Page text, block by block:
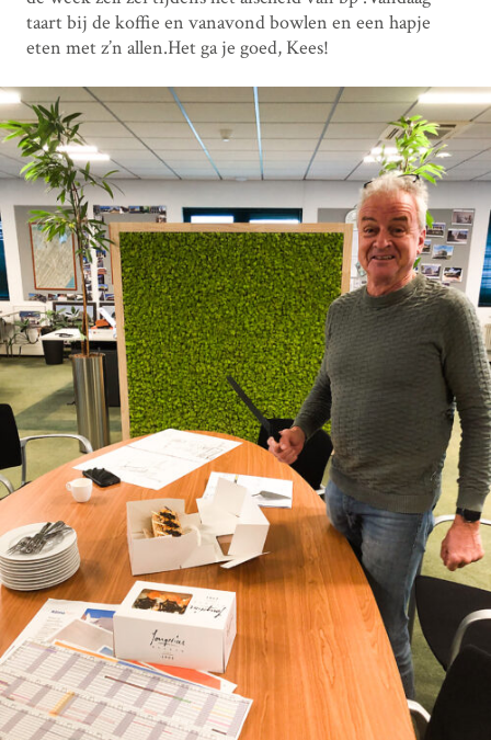
taart bij de koffie en vanavond bowlen en een hapje
eten met z’n allen.Het ga je goed, Kees!